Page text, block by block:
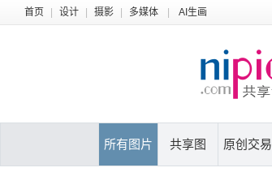
首页 设计 摄影 多媒体 AI生画
所有图片 共享图 原创交易